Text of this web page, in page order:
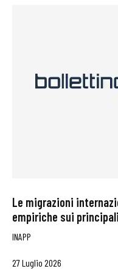
Le migrazioni
empiriche sui
INAPP
27 Luglio 2026